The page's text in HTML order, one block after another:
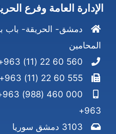
الإدارة العامة وفرع
دمشق- الحريقة- باب
المحامين
560 60 22 (11) 963+ / 9792 (11)
555 60 22 (11) 963+
000 460 (988) 963+
963+
3103 دمشق سوريا